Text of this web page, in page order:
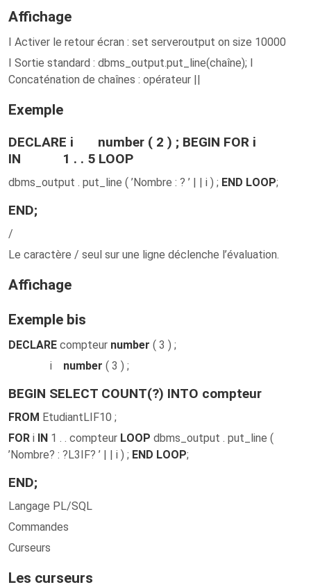
Affichage
I Activer le retour écran : set serveroutput on size 10000
I Sortie standard : dbms_output.put_line(chaîne); I
Concaténation de chaînes : opérateur ||
Exemple
DECLARE i number ( 2 ) ; BEGIN FOR i
IN 1 . . 5 LOOP
dbms_output . put_line ( ’Nombre : ? ’ | | i ) ; END LOOP;
END;
/
Le caractère / seul sur une ligne déclenche l’évaluation.
Affichage
Exemple bis
DECLARE compteur number ( 3 ) ;
i number ( 3 ) ;
BEGIN SELECT COUNT(?) INTO compteur
FROM EtudiantLIF10 ;
FOR i IN 1 . . compteur LOOP dbms_output . put_line (
’Nombre? : ?L3IF? ’ | | i ) ; END LOOP;
END;
Langage PL/SQL
Commandes
Curseurs
Les curseurs